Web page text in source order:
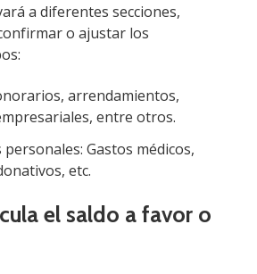
a diferentes secciones,
o ajustar los
arrendamientos,
entre otros.
personales: Gastos médicos,
etc.
el saldo a favor o